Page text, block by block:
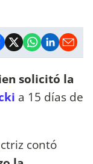
solicitó la
a 15 días de
contó